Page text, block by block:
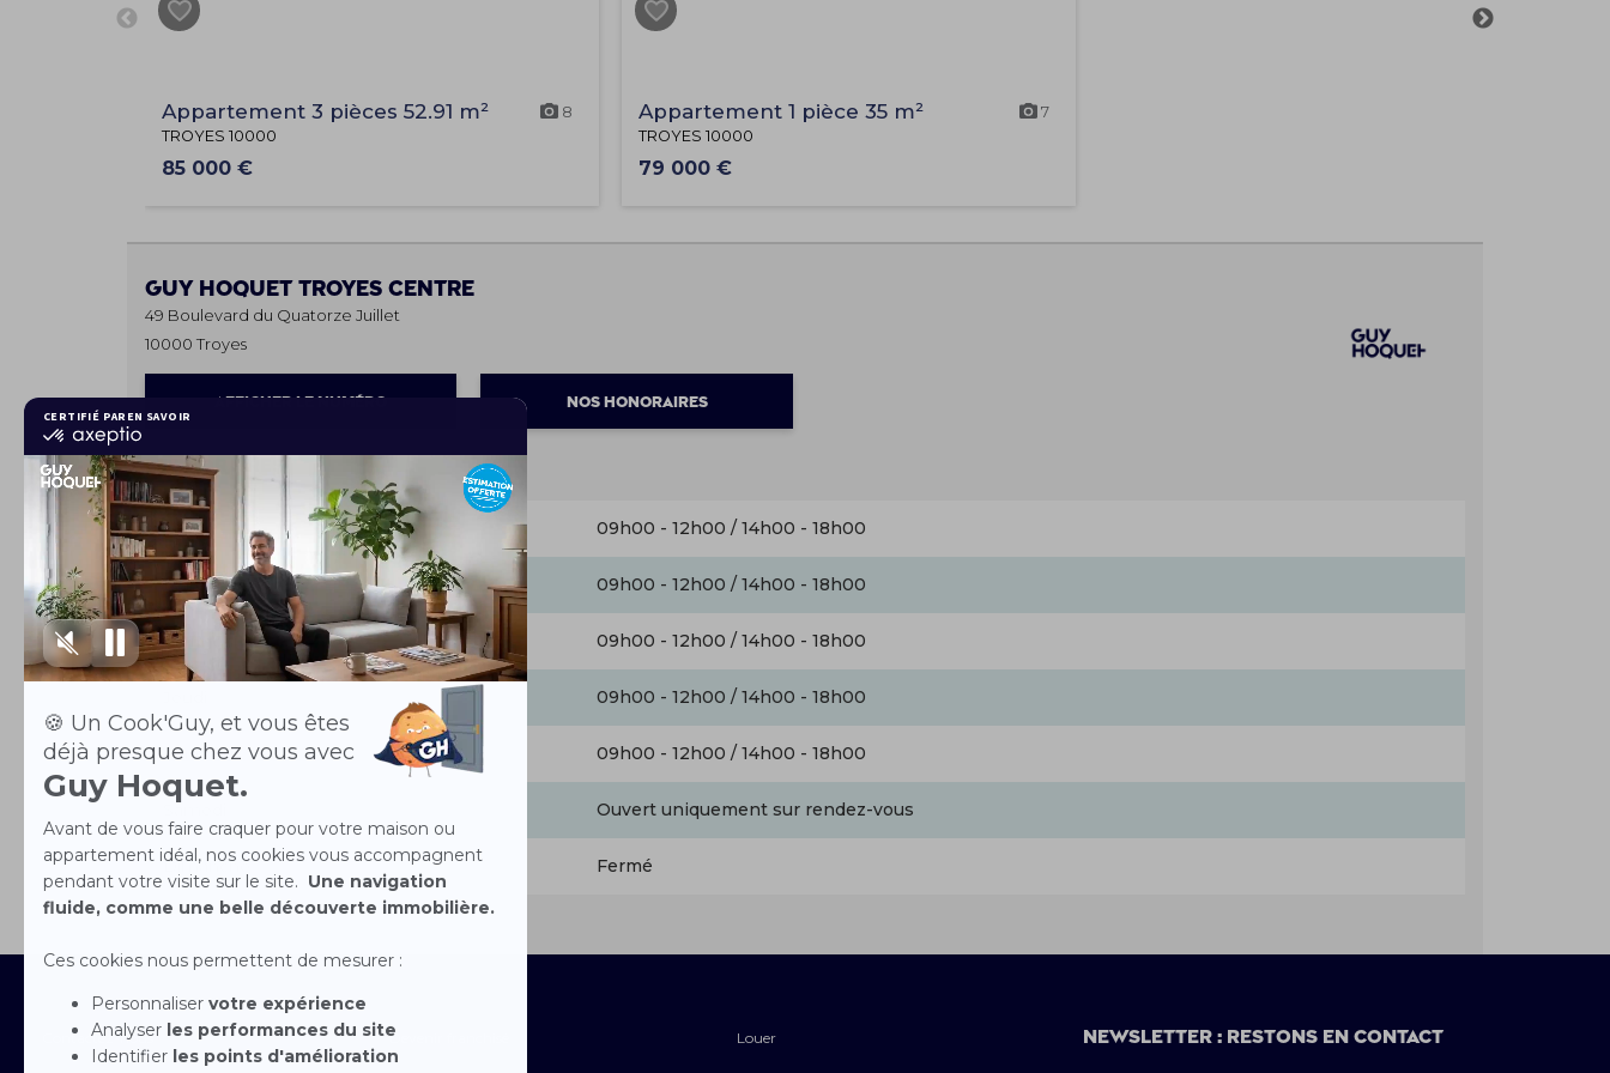
Appartement 3 pièces 52.91 m² 8
TROYES 10000
85 000 €
Appartement 1 pièce 35 m² 7
TROYES 10000
79 000 €
Guy Hoquet TROYES CENTRE
49 Boulevard du Quatorze Juillet
10000 Troyes
NOS HONORAIRES
Les horaires
Lundi 09h00 - 12h00 / 14h00 - 18h00
Mardi 09h00 - 12h00 / 14h00 - 18h00
Mercredi 09h00 - 12h00 / 14h00 - 18h00
09h00 - 12h00 / 14h00 - 18h00
Vendredi 09h00 - 12h00 / 14h00 - 18h00
Samedi Ouvert uniquement sur rendez-vous
Dimanche Fermé
Contactez-nous Devenir franchisé Louer Newsletter : restons en contact